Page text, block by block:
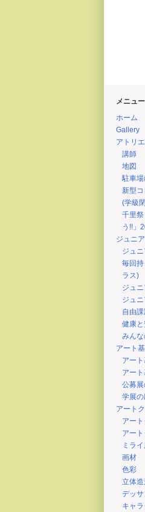
メニュー
ホーム
Gallery
アトリ
講師
地図
駐車
新型
(学級
千里
う!!」
ジュニ
ジュ
毎回
ラス)
ジュ
ジュ
自由
健康
みん
アート
アー
アー
公募
学展
アート
アー
アー
ミラ
画材
色彩
立体
デッ
キャ